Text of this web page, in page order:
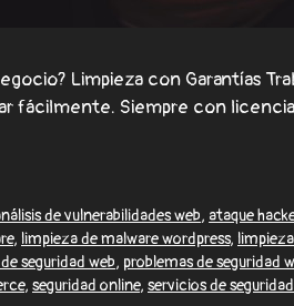
Limpieza con
fácilmente. Siempre con
de vulnerabilidades web, ataque
, limpieza de malware wordpress,
seguridad web, problemas de seguridad
, seguridad online, servicios de